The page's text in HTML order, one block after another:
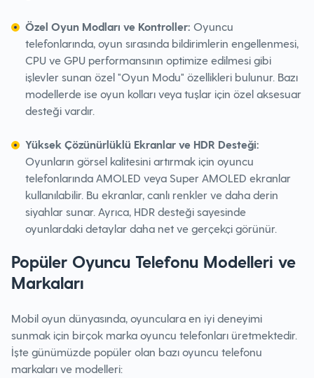
Özel Oyun Modları ve Kontroller: Oyuncu
telefonlarında, oyun sırasında bildirimlerin engellenmesi,
CPU ve GPU performansının optimize edilmesi gibi
işlevler sunan özel "Oyun Modu" özellikleri bulunur. Bazı
modellerde ise oyun kolları veya tuşlar için özel aksesuar
desteği vardır.
Yüksek Çözünürlüklü Ekranlar ve HDR Desteği:
Oyunların görsel kalitesini artırmak için oyuncu
telefonlarında AMOLED veya Super AMOLED ekranlar
kullanılabilir. Bu ekranlar, canlı renkler ve daha derin
siyahlar sunar. Ayrıca, HDR desteği sayesinde
oyunlardaki detaylar daha net ve gerçekçi görünür.
Popüler Oyuncu Telefonu Modelleri ve
Markaları
Mobil oyun dünyasında, oyunculara en iyi deneyimi
sunmak için birçok marka oyuncu telefonları üretmektedir.
İşte günümüzde popüler olan bazı oyuncu telefonu
markaları ve modelleri: